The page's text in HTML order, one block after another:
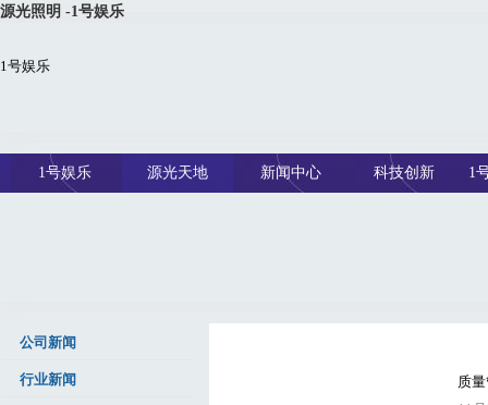
源光照明 -1号娱乐
1号娱乐
1号娱乐 源光天地 新闻中心 科技创新 1
公司新闻
行业新闻
质